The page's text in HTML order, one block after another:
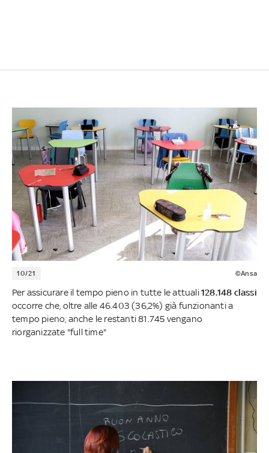
10/21 ©Ansa
Per assicurare il tempo pieno in tutte le attuali128.148 classi
occorre che, oltre alle 46.403 (36,2%) già funzionanti a
tempo pieno, anche le restanti 81.745 vengano
riorganizzate "full time"